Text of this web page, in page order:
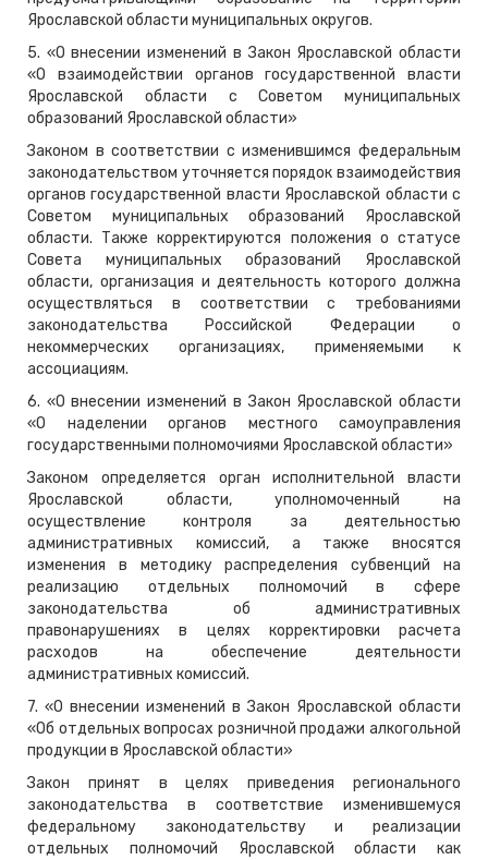
Ярославской области муниципальных округов.
5. «О внесении изменений в Закон Ярославской области
«О взаимодействии органов государственной власти
Ярославской области с Советом муниципальных
образований Ярославской области»
Законом в соответствии с изменившимся федеральным
законодательством уточняется порядок взаимодействия
органов государственной власти Ярославской области с
Советом муниципальных образований Ярославской
области. Также корректируются положения о статусе
Совета муниципальных образований Ярославской
области, организация и деятельность которого должна
осуществляться в соответствии с требованиями
законодательства Российской Федерации о
некоммерческих организациях, применяемыми к
ассоциациям.
6. «О внесении изменений в Закон Ярославской области
«О наделении органов местного самоуправления
государственными полномочиями Ярославской области»
Законом определяется орган исполнительной власти
Ярославской области, уполномоченный на
осуществление контроля за деятельностью
административных комиссий, а также вносятся
изменения в методику распределения субвенций на
реализацию отдельных полномочий в сфере
законодательства об административных
правонарушениях в целях корректировки расчета
расходов на обеспечение деятельности
административных комиссий.
7. «О внесении изменений в Закон Ярославской области
«Об отдельных вопросах розничной продажи алкогольной
продукции в Ярославской области»
Закон принят в целях приведения регионального
законодательства в соответствие изменившемуся
федеральному законодательству и реализации
отдельных полномочий Ярославской области как